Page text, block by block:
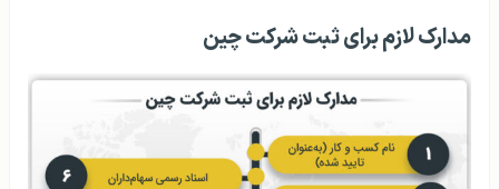
مدارک لازم برای ثبت شرکت چین